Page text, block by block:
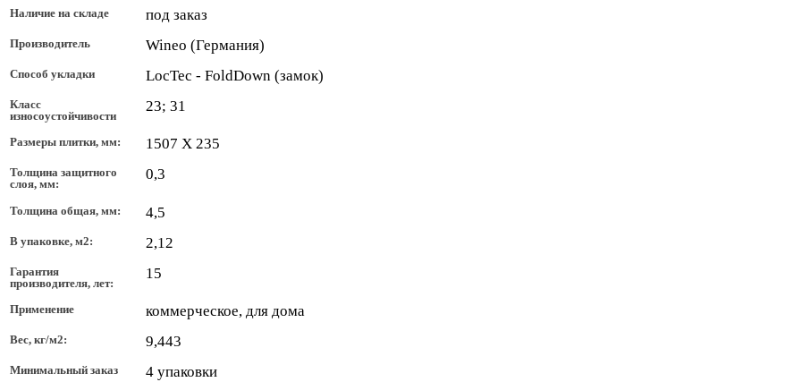
Наличие на складе под заказ
Производитель Wineo (Германия)
Способ укладки LocTec - FoldDown (замок)
Класс
износоустойчивости
23; 31
Размеры плитки, мм: 1507 Х 235
Толщина защитного
слоя, мм:
0,3
Толщина общая, мм: 4,5
В упаковке, м2: 2,12
Гарантия
производителя, лет:
15
Применение коммерческое, для дома
Вес, кг/м2: 9,443
Минимальный заказ 4 упаковки